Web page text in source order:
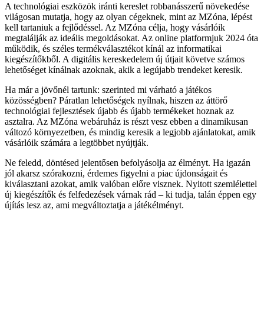
A technológiai eszközök iránti kereslet robbanásszerű növekedése
világosan mutatja, hogy az olyan cégeknek, mint az MZóna, lépést
kell tartaniuk a fejlődéssel. Az MZóna célja, hogy vásárlóik
megtalálják az ideális megoldásokat. Az online platformjuk 2024 óta
működik, és széles termékválasztékot kínál az informatikai
kiegészítőkből. A digitális kereskedelem új útjait követve számos
lehetőséget kínálnak azoknak, akik a legújabb trendeket keresik.
Ha már a jövőnél tartunk: szerinted mi várható a játékos
közösségben? Páratlan lehetőségek nyílnak, hiszen az áttörő
technológiai fejlesztések újabb és újabb termékeket hoznak az
asztalra. Az MZóna webáruház is részt vesz ebben a dinamikusan
változó környezetben, és mindig keresik a legjobb ajánlatokat, amik
vásárlóik számára a legtöbbet nyújtják.
Ne feledd, döntésed jelentősen befolyásolja az élményt. Ha igazán
jól akarsz szórakozni, érdemes figyelni a piac újdonságait és
kiválasztani azokat, amik valóban előre visznek. Nyitott szemlélettel
új kiegészítők és felfedezések várnak rád – ki tudja, talán éppen egy
újítás lesz az, ami megváltoztatja a játékélményt.